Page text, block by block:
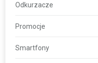
Odkurzacze
Promocje
Smartfony